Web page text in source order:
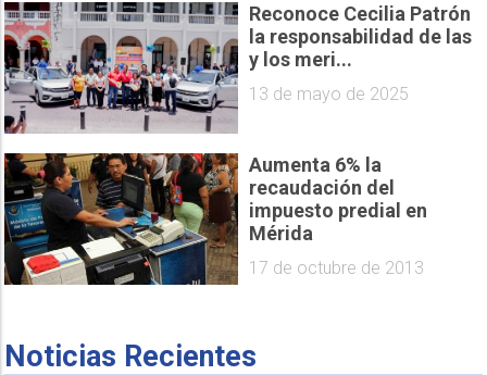
Reconoce Cecilia Patrón
la responsabilidad de las
y los meri...
13 de mayo de 2025
Aumenta 6% la
recaudación del
impuesto predial en
Mérida
17 de octubre de 2013
Noticias Recientes